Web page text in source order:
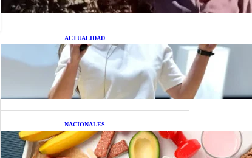
ACTUALIDAD
La startup creada por una
salteña que busca resolver el
estrés financiero en
Latinoamérica
NACIONALES
Nutrición inteligente: Cinco
superalimentos de temporada